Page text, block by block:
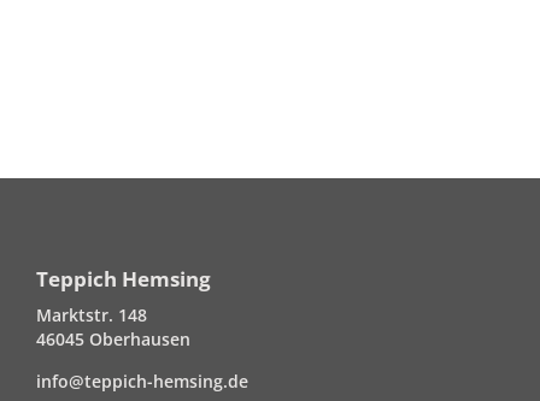
Teppich Hemsing
Marktstr. 148
46045 Oberhausen
info@teppich-hemsing.de